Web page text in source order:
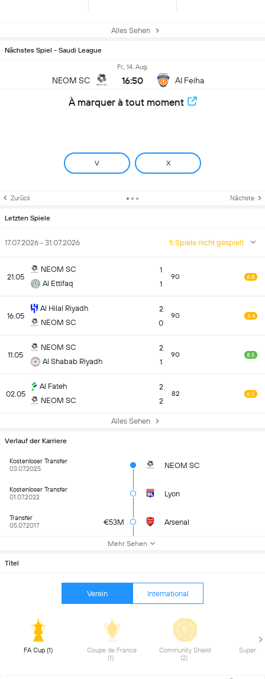
Alles Sehen
Nächstes Spiel - Saudi League
NEOM SC
Fr., 14. Aug.
16:50 Al Feiha
À marquer à tout moment
V X
Zurück Nächste
Letzten Spiele
17.07.2026 - 31.07.2026 5 Spiele nicht gespielt
21.05
NEOM SC
Al Ettifaq
1
1
90 6.8
16.05
Al Hilal Riyadh
NEOM SC
2
0
90 6.4
11.05
NEOM SC
Al Shabab Riyadh
2
1
90 8.5
02.05
Al Fateh
NEOM SC
2
2
82 6.5
Alles Sehen
Verlauf der Karriere
Kostenloser Transfer
03.07.2025
NEOM SC
Kostenloser Transfer
01.07.2022
Lyon
Transfer
05.07.2017
€53M Arsenal
Mehr Sehen
Titel
Verein International
Coupe de France
Community Shield